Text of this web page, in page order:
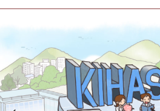
키워드로 보는 연구 역사
간행물 변천사
기록물 아카이브